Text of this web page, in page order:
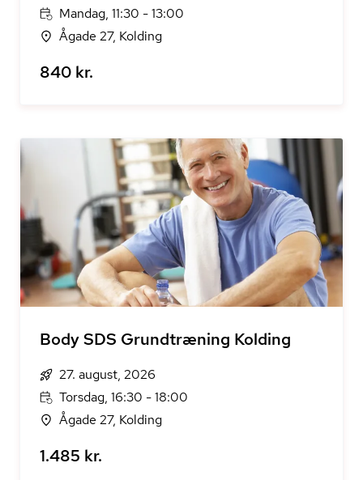
Mandag, 11:30 - 13:00
Ågade 27, Kolding
840 kr.
Body SDS Grundtræning Kolding
27. august, 2026
Torsdag, 16:30 - 18:00
Ågade 27, Kolding
1.485 kr.